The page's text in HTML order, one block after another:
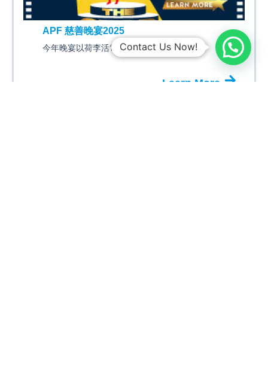
APF 慈善晚宴2025
今年晚宴以荷李活電影為題..
Learn More
Contact Us Now!